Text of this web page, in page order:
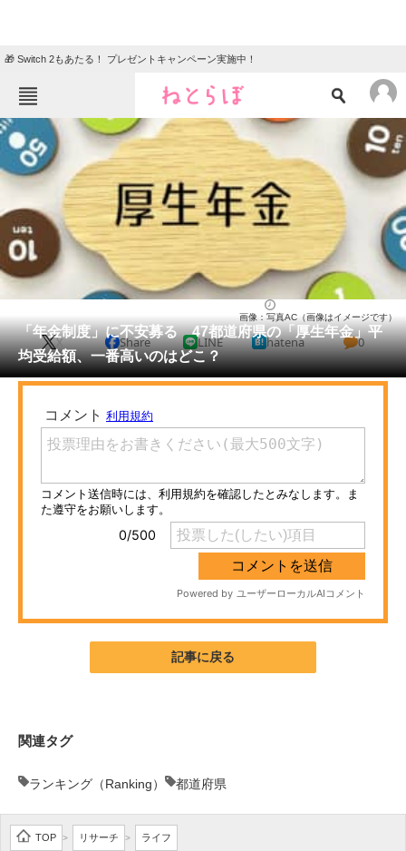
🎁 Switch 2もあたる！ プレゼントキャンペーン実施中！
ねとらぼメニュー
TOP ニュース
エンタメ クイズ
地域
住まい 教育・育児
リサーチ
会員記事
メディア
ITの今と未来を見通す
スマホと通信の最新トレンド
進化するPCとデバイスの未来
AI活用のいまが分かる
企業向けIT製品の総合サイト
「年金制度」に不安募る 47都道府県の「厚生年金」平
均受給額、一番高いのはどこ？
画像：写真AC（画像はイメージです）
X Share LINE hatena 0
記事に戻る
関連タグ
ランキング（Ranking） 都道府県
TOP > リサーチ > ライフ